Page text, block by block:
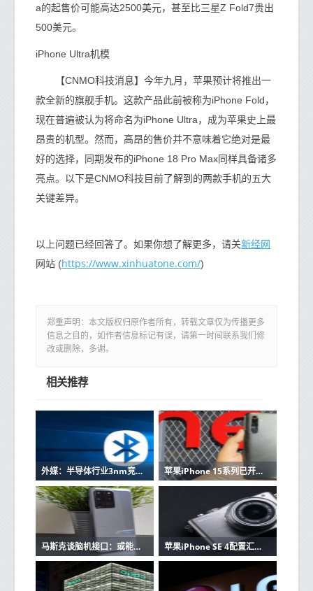
a的起售价可能高达2500美元，甚至比三星Z Fold7贵出
500美元。
iPhone Ultra机模
【CNMO科技消息】今年九月，苹果预计将推出一
款全新的旗舰手机。这款产品此前被称为iPhone Fold，
现在普遍被认为将命名为iPhone Ultra，成为苹果史上最
昂贵的机型。然而，高昂的售价并不意味着它绝对是最
好的选择，同期发布的iPhone 18 Pro Max同样具备诸多
亮点。以下是CNMO科技目前了解到的两款手机的五大
关键差异。
以上问题已经回答了。如果你想了解更多，请关新经网
网站 (https://www.xinhuatone.com/)
郑重声明：本文版权归原作者所有，转载文章仅为传播更多
信息之目的，如作者信息标记有误，请第一时间联系我们修
改或删除，多谢。
相关推荐
外媒：半导体行业3nm竞赛从苹果iPhone 15芯片开始 苹果iPhone 15系列已开启官方渠道降价 最高逼近千元
马斯克谈脑机接口：或能像苹果iPhone一样升级 苹果iPhone SE 4配置汇总 首发自研基带 性价比完爆对手？